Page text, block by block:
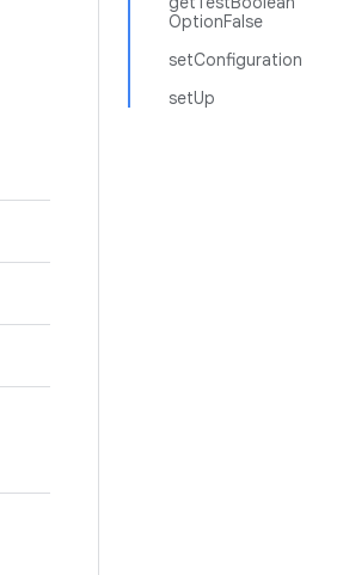
OptionFalse
setConfiguration
setUp